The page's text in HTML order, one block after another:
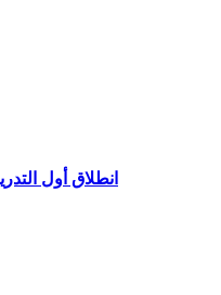
انطلاق أول